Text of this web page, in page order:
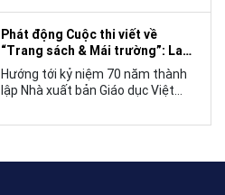
cuộc thi viết về “Trang sách và
Mái trường”, hướng tới kỷ niệm 70
năm thành lập Nhà xuất bản Giáo
dục Việt Nam vào năm 2027.
Phát động Cuộc thi viết về
“Trang sách & Mái trường”: Lan
tỏa tình yêu học tập, tôn vinh
những giá trị bền vững của giáo
dục
Hướng tới kỷ niệm 70 năm thành
lập Nhà xuất bản Giáo dục Việt
NXBGDVN phối hợp với Hội Nhà